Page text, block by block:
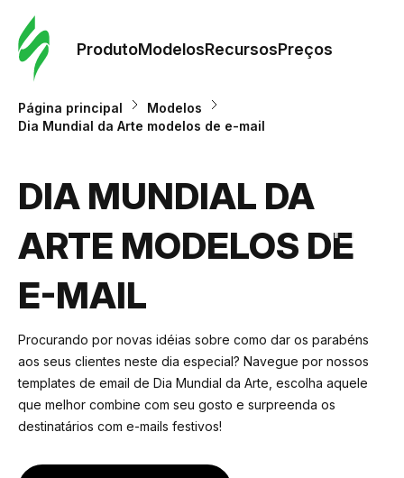
ProdutoModelosRecursosPreços
Página principal
Modelos
Dia Mundial da Arte modelos de e-mail
DIA MUNDIAL DA
ARTE MODELOS DE
E-MAIL
Procurando por novas idéias sobre como dar os parabéns
aos seus clientes neste dia especial? Navegue por nossos
templates de email de Dia Mundial da Arte, escolha aquele
que melhor combine com seu gosto e surpreenda os
destinatários com e-mails festivos!